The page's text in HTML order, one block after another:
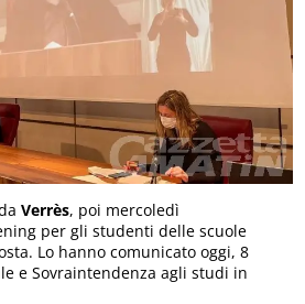
Verrès, poi mercoledì
per gli studenti delle scuole
Lo hanno comunicato oggi, 8
e Sovraintendenza agli studi in